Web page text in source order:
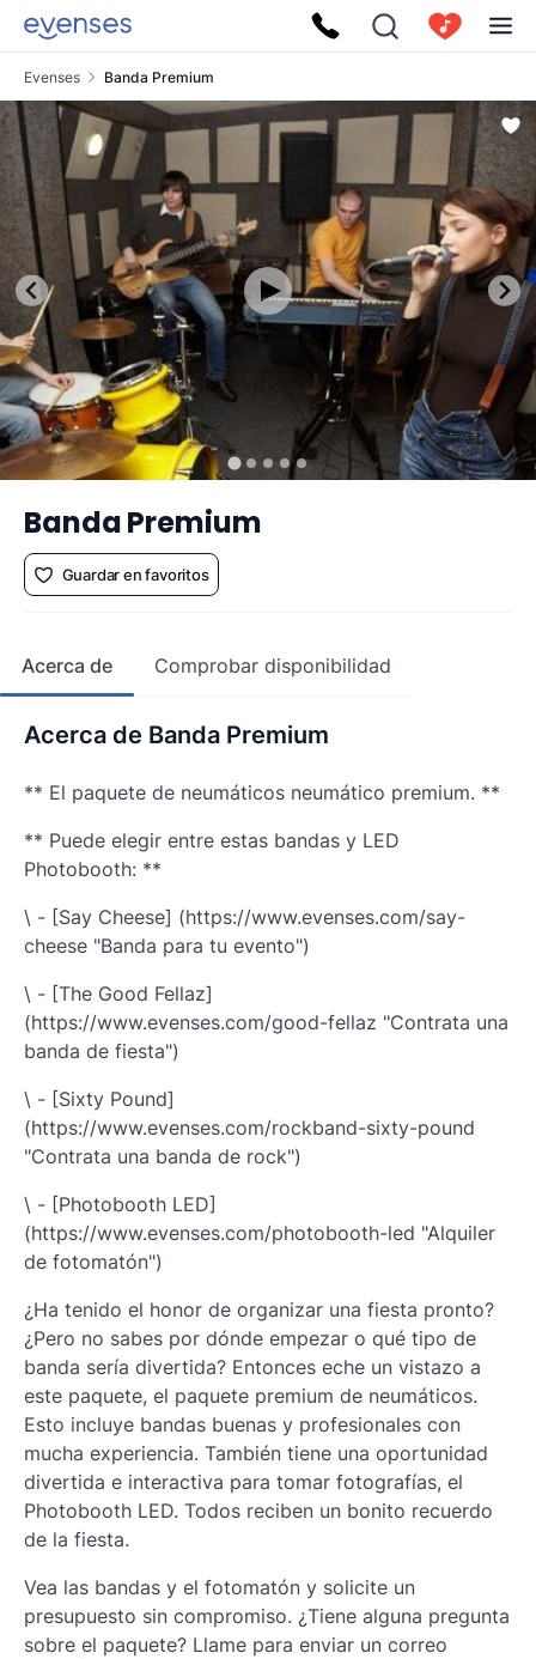
Evenses Banda Premium
Banda Premium
Guardar en favoritos
Acerca de Comprobar disponibilidad
Acerca de Banda Premium
** El paquete de neumáticos neumático premium. **
** Puede elegir entre estas bandas y LED
Photobooth: **
\ - [Say Cheese] (https://www.evenses.com/say-
cheese "Banda para tu evento")
\ - [The Good Fellaz]
(https://www.evenses.com/good-fellaz "Contrata una
banda de fiesta")
\ - [Sixty Pound]
(https://www.evenses.com/rockband-sixty-pound
"Contrata una banda de rock")
\ - [Photobooth LED]
(https://www.evenses.com/photobooth-led "Alquiler
de fotomatón")
¿Ha tenido el honor de organizar una fiesta pronto?
¿Pero no sabes por dónde empezar o qué tipo de
banda sería divertida? Entonces eche un vistazo a
este paquete, el paquete premium de neumáticos.
Esto incluye bandas buenas y profesionales con
mucha experiencia. También tiene una oportunidad
divertida e interactiva para tomar fotografías, el
Photobooth LED. Todos reciben un bonito recuerdo
de la fiesta.
Vea las bandas y el fotomatón y solicite un
presupuesto sin compromiso. ¿Tiene alguna pregunta
sobre el paquete? Llame para enviar un correo